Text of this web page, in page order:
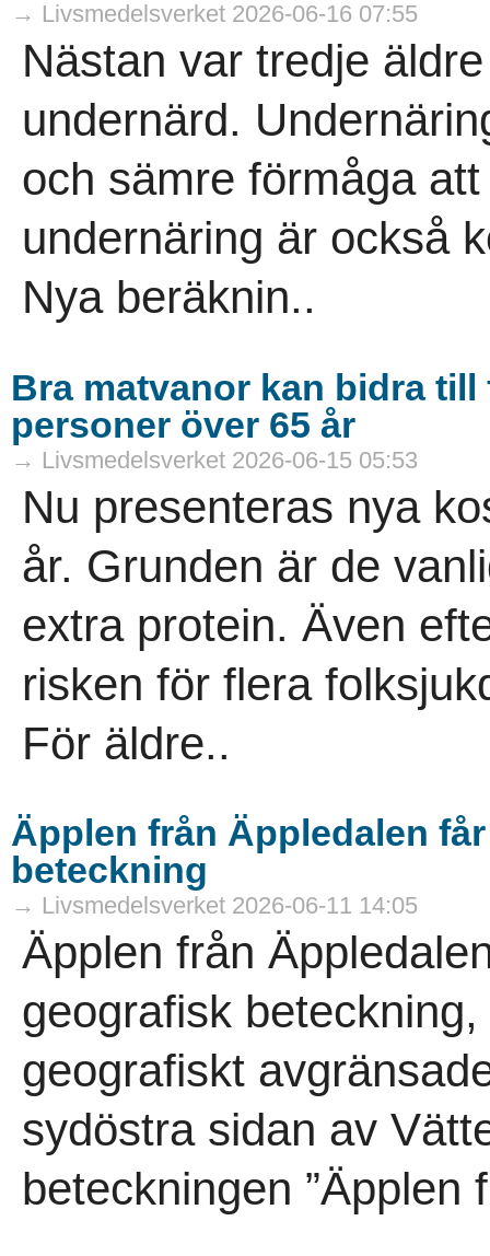
→ Livsmedelsverket 2026-06-16 07:55
Nästan var tredje
undernärd.
och sämre förmåga
undernäring är också
Nya beräknin..
Bra matvanor kan bidra
personer över 65 år
→ Livsmedelsverket 2026-06-15 05:53
Nu presenteras nya
år. Grunden är de
extra protein. Även
risken för flera
För äldre..
Äpplen från Äppledalen
beteckning
→ Livsmedelsverket 2026-06-11 14:05
Äpplen från
geografisk
geografiskt
sydöstra sidan av
beteckningen ”Äpplen